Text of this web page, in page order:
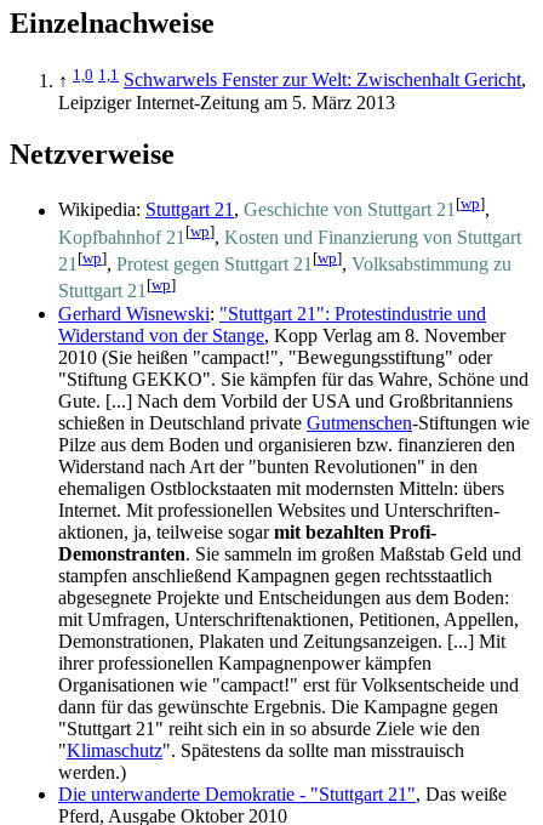
Einzelnachweise
↑ 1,0 1,1 Schwarwels Fenster zur Welt: Zwischenhalt Gericht,
Leipziger Internet-Zeitung am 5. März 2013
Netzverweise
Wikipedia: Stuttgart 21, Geschichte von Stuttgart 21[wp],
Kopfbahnhof 21 [wp], Kosten und Finanzierung von Stuttgart
21[wp], Protest gegen Stuttgart 21[wp], Volksabstimmung zu
Stuttgart 21[wp]
Gerhard Wisnewski: "Stuttgart 21": Protestindustrie und
Widerstand von der Stange, Kopp Verlag am 8. November
2010 (Sie heißen "campact!", "Bewegungs­stiftung" oder
"Stiftung GEKKO". Sie kämpfen für das Wahre, Schöne und
Gute. [...] Nach dem Vorbild der USA und Großbritanniens
schießen in Deutschland private Gutmenschen-Stiftungen wie
Pilze aus dem Boden und organisieren bzw. finanzieren den
Widerstand nach Art der "bunten Revolutionen" in den
ehemaligen Ostblock­staaten mit modernsten Mitteln: übers
Internet. Mit professionellen Websites und Unterschriften­
aktionen, ja, teilweise sogarmit bezahlten Profi-
Demonstranten. Sie sammeln im großen Maßstab Geld und
stampfen anschließend Kampagnen gegen rechtsstaatlich
abgesegnete Projekte und Entscheidungen aus dem Boden:
mit Umfragen, Unterschriften­aktionen, Petitionen, Appellen,
Demonstrationen, Plakaten und Zeitungs­anzeigen. [...] Mit
ihrer professionellen Kampagnen­power kämpfen
Organisationen wie "campact!" erst für Volksentscheide und
dann für das gewünschte Ergebnis. Die Kampagne gegen
"Stuttgart 21" reiht sich ein in so absurde Ziele wie den
"Klimaschutz". Spätestens da sollte man misstrauisch
werden.)
Die unterwanderte Demokratie - "Stuttgart 21", Das weiße
Pferd, Ausgabe Oktober 2010